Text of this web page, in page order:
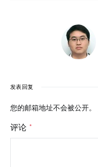
发表回复
您的邮箱地址不会被公开。
评论 *